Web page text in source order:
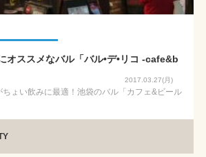
オススメなバル「バル•デ•リコ -cafe&b
ちょい飲みに最適！池袋のバル「カフェ&ビール
2017.03.27(月)